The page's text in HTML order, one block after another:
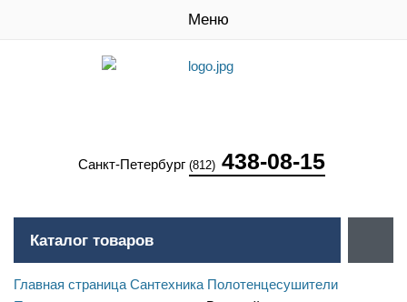
Меню
Санкт-Петербург (812) 438-08-15
Каталог товаров
Главная страница Сантехника Полотенцесушители